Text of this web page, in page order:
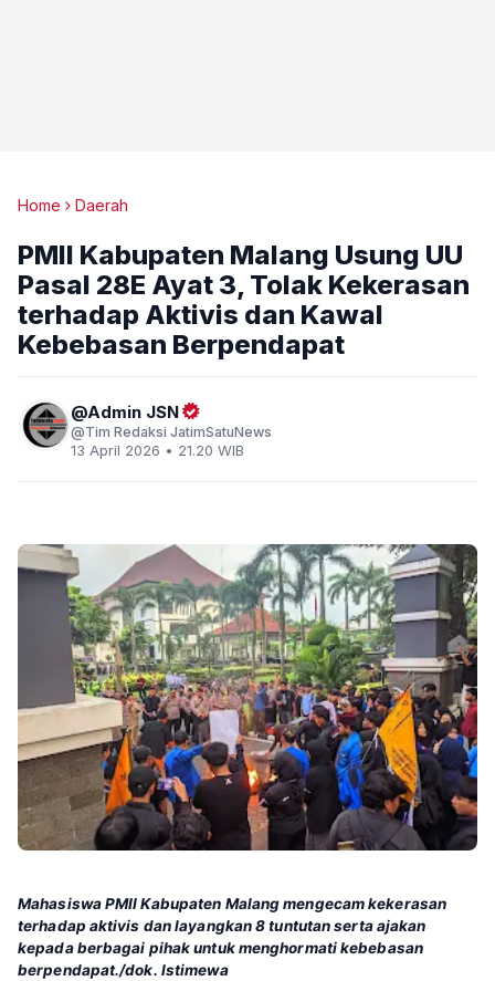
Home Daerah
PMII Kabupaten Malang Usung UU
Pasal 28E Ayat 3, Tolak Kekerasan
terhadap Aktivis dan Kawal
Kebebasan Berpendapat
Admin JSN
Tim Redaksi JatimSatuNews
13 April 2026 • 21.20 WIB
Mahasiswa PMII Kabupaten Malang mengecam kekerasan
terhadap aktivis dan layangkan 8 tuntutan serta ajakan
kepada berbagai pihak untuk menghormati kebebasan
berpendapat./dok. Istimewa